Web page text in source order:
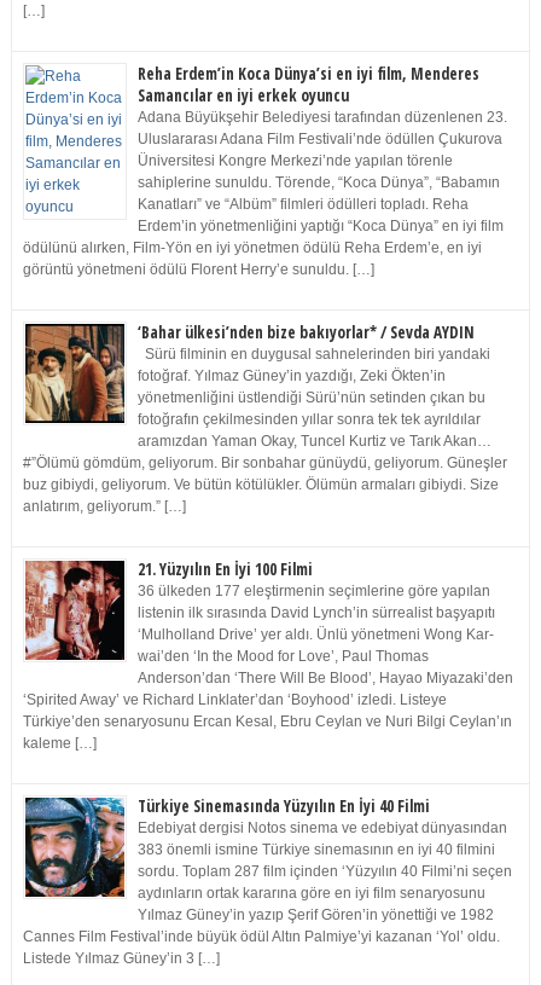
[…]
Reha Erdem’in Koca Dünya’si en iyi film, Menderes
Samancılar en iyi erkek oyuncu
Adana Büyükşehir Belediyesi tarafından düzenlenen 23.
Uluslararası Adana Film Festivali’nde ödüllen Çukurova
Üniversitesi Kongre Merkezi’nde yapılan törenle
sahiplerine sunuldu. Törende, “Koca Dünya”, “Babamın
Kanatları” ve “Albüm” filmleri ödülleri topladı. Reha
Erdem’in yönetmenliğini yaptığı “Koca Dünya” en iyi film
ödülünü alırken, Film-Yön en iyi yönetmen ödülü Reha Erdem’e, en iyi
görüntü yönetmeni ödülü Florent Herry’e sunuldu. […]
‘Bahar ülkesi’nden bize bakıyorlar* / Sevda AYDIN
Sürü filminin en duygusal sahnelerinden biri yandaki
fotoğraf. Yılmaz Güney’in yazdığı, Zeki Ökten’in
yönetmenliğini üstlendiği Sürü’nün setinden çıkan bu
fotoğrafın çekilmesinden yıllar sonra tek tek ayrıldılar
aramızdan Yaman Okay, Tuncel Kurtiz ve Tarık Akan…
#”Ölümü gömdüm, geliyorum. Bir sonbahar günüydü, geliyorum. Güneşler
buz gibiydi, geliyorum. Ve bütün kötülükler. Ölümün armaları gibiydi. Size
anlatırım, geliyorum.” […]
21. Yüzyılın En İyi 100 Filmi
36 ülkeden 177 eleştirmenin seçimlerine göre yapılan
listenin ilk sırasında David Lynch’in sürrealist başyapıtı
‘Mulholland Drive’ yer aldı. Ünlü yönetmeni Wong Kar-
wai’den ‘In the Mood for Love’, Paul Thomas
Anderson’dan ‘There Will Be Blood’, Hayao Miyazaki’den
‘Spirited Away’ ve Richard Linklater’dan ‘Boyhood’ izledi. Listeye
Türkiye’den senaryosunu Ercan Kesal, Ebru Ceylan ve Nuri Bilgi Ceylan’ın
kaleme […]
Türkiye Sinemasında Yüzyılın En İyi 40 Filmi
Edebiyat dergisi Notos sinema ve edebiyat dünyasından
383 önemli ismine Türkiye sinemasının en iyi 40 filmini
sordu. Toplam 287 film içinden ‘Yüzyılın 40 Filmi’ni seçen
aydınların ortak kararına göre en iyi film senaryosunu
Yılmaz Güney’in yazıp Şerif Gören’in yönettiği ve 1982
Cannes Film Festival’inde büyük ödül Altın Palmiye’yi kazanan ‘Yol’ oldu.
Listede Yılmaz Güney’in 3 […]